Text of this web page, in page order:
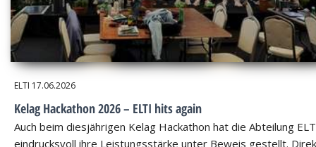
ELTI 17.06.2026
Kelag Hackathon 2026 – ELTI hits again
Auch beim diesjährigen Kelag Hackathon hat die Abteilung
eindrucksvoll ihre Leistungsstärke unter Beweis gestellt.